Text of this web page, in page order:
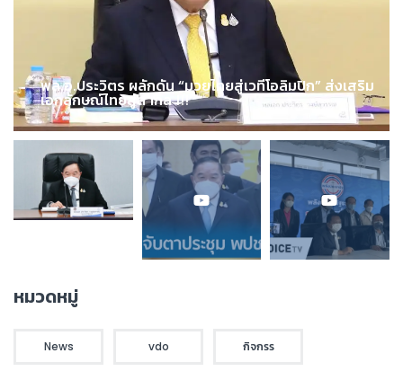
พล.อ.ประวิตร ผลักดัน “มวยไทยสู่เวทีโอลิมปิก” ส่งเสริม
เอกลักษณ์ไทยสู่สากล !!!
หมวดหมู่
News vdo กิจกรร